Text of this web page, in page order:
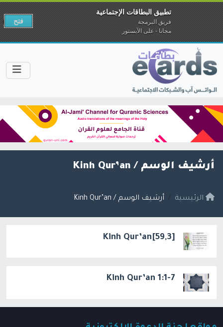
أرشيف الوسم / Kinh Qur’an
الرئيسية أرشيف الوسم / Kinh Qur’an
[59,3]Kinh Qur’an
Kinh Qur’an 1:1-7
تطبيق البطاقات الإجتماعية
فريق البرمجة
مجانا - على الآبستور
فتح